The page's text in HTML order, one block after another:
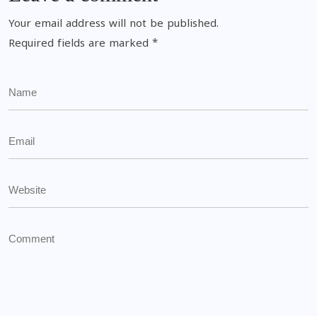
Your email address will not be published.
Required fields are marked *